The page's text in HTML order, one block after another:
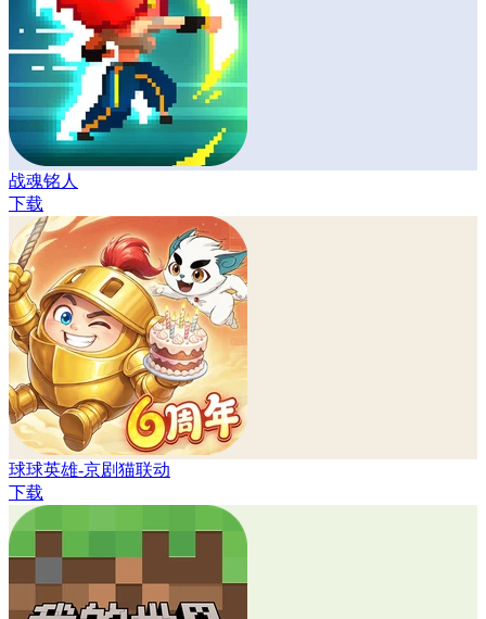
战魂铭人
下载
球球英雄-京剧猫联动
下载